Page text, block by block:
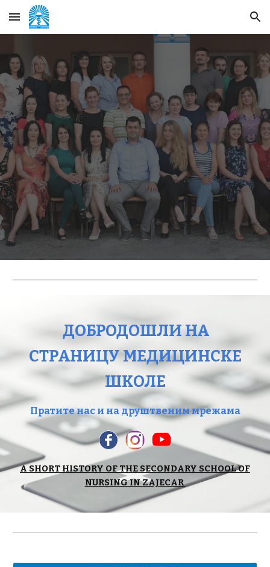
Skip to main content Skip to navigation
ДОБРОДОШЛИ НА
СТРАНИЦУ МЕДИЦИНСКЕ
ШКОЛЕ
Пратите нас и на друштвеним мрежама
A SHORT HISTORY OF THE SECONDARY SCHOOL OF
NURSING IN ZAJECAR